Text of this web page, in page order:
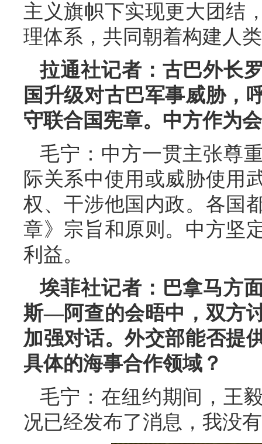
主义旗帜下实现更大团结
理体系，共同朝着构建人
拉通社记者：古巴外长
国升级对古巴军事威胁，
守联合国宪章。中方作为
毛宁：中方一贯主张尊
际关系中使用或威胁使用
权、干涉他国内政。各国
章》宗旨和原则。中方坚
利益。
埃菲社记者：巴拿马方
斯—阿查的会晤中，双方
加强对话。外交部能否提
具体的海事合作领域？
毛宁：在纽约期间，王
况已经发布了消息，我没